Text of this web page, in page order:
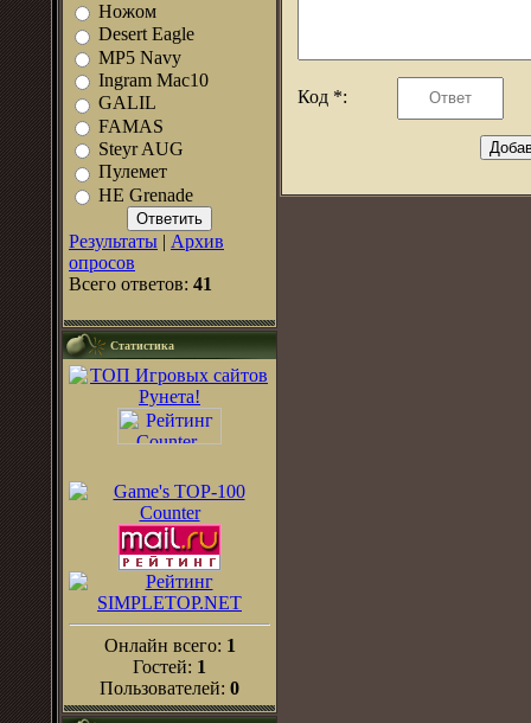
Ножом
Desert Eagle
MP5 Navy
Ingram Mac10
GALIL
FAMAS
Steyr AUG
Пулемет
HE Grenade
Результаты | Архив
опросов
Всего ответов: 41
Статистика
Онлайн всего: 1
Гостей: 1
Пользователей: 0
Код *: